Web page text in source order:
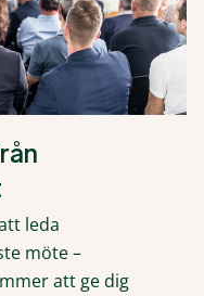
leda
möte –
att ge dig